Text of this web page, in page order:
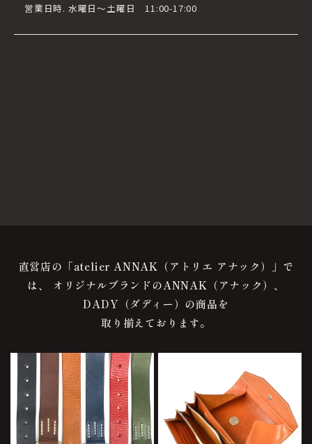
営業日時. 水曜日～土曜日 11:00-17:00
直営店の「atelier ANNAK（アトリエ アナック）」で
は、
オリジナルブランドのANNAK（アナック）、
DADY（ダディー）の商品を
取り揃えております。